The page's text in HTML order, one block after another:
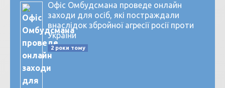
Офіс Омбудсмана проведе онлайн
заходи для осіб, які постраждали
внаслідок збройної агресії росії проти
України
2 роки тому